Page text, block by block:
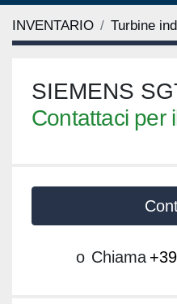
INVENTARIO Turbine
SIEMENS
Contattaci per
o Chiama